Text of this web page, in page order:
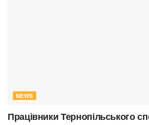
NEWS
Працівники Тернопільського